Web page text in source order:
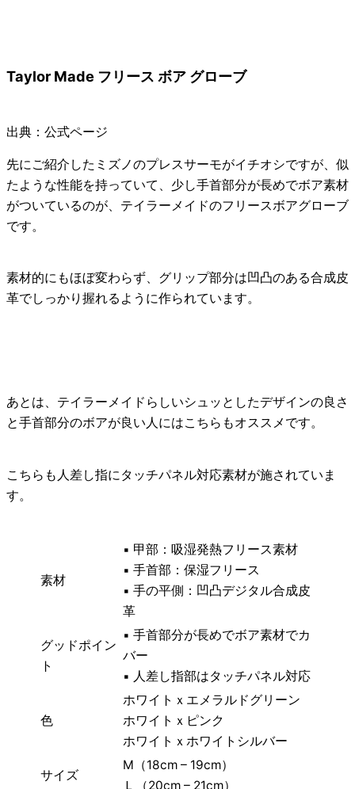
Taylor Made フリース ボア グローブ
出典：公式ページ
先にご紹介したミズノのプレスサーモがイチオシですが、似
たような性能を持っていて、少し手首部分が長めでボア素材
がついているのが、 テイラーメイドのフリースボアグローブ
です。
素材的にもほぼ変わらず、グリップ部分は凹凸のある合成皮
革でしっかり握れるように作られています。
あとは、テイラーメイドらしいシュッとしたデザインの良さ
と手首部分のボアが良い人にはこちらもオススメです。
こちらも人差し指にタッチパネル対応素材が施されていま
す。
素材
▪ 甲部：吸湿発熱フリース素材
▪ 手首部：保湿フリース
▪ 手の平側：凹凸デジタル合成皮
革
グッドポイン
ト
▪ 手首部分が長めでボア素材でカ
バー
▪ 人差し指部はタッチパネル対応
色
ホワイトｘエメラルドグリーン
ホワイトｘピンク
ホワイトｘホワイトシルバー
サイズ
M（18cm – 19cm）
Ｌ（20cm – 21cm）